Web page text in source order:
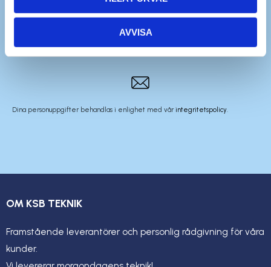
AVVISA
Dina personuppgifter behandlas i enlighet med vårintegritetspolicy.
OM KSB TEKNIK
Framstående leverantörer och personlig rådgivning för våra
kunder.